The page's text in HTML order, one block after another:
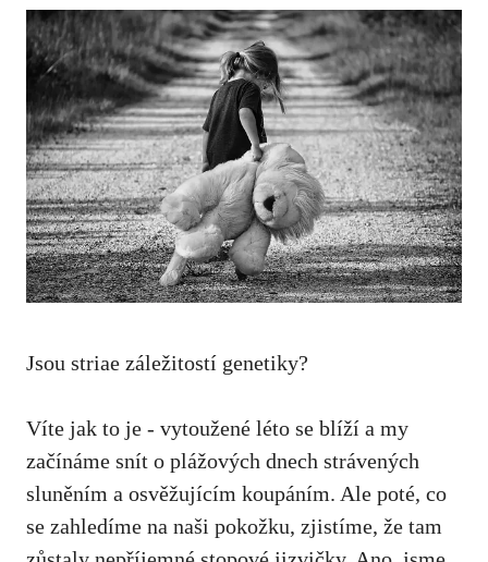
Jsou striae záležitostí genetiky?
Víte jak to je⁣ -⁤ vytoužené ‍léto‍ se blíží‍ a ⁣my
začínáme snít o plážových dnech‌ strávených​
sluněním⁣ a osvěžujícím koupáním. Ale‌ poté, co
se zahledíme‍ na naši⁣ pokožku, zjistíme, že tam⁣